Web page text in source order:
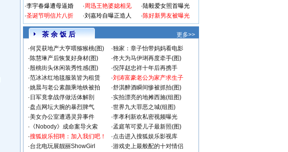
·李宇春爆遭母逼婚
·圣诞节明信片八折
·周迅王艳婆媳相见
·刘嘉玲自曝正造人
·陆毅爱女照首曝光
·陈好新男友被曝光
茶 余 饭 后
更多>>
·何炅获地产大亨喂猕猴桃(图) ·独家：章子怡带妈妈看电影
·陈慧琳产后恢复好身材(图) ·佟大为马伊琍再度牵手(图)
·殷桃街头休闲装秀性感(图) ·倪萍赵忠祥十年后再携手
·范冰冰红地毯服装皆为租赁 ·刘涛富豪老公为家产求生子
·姚晨与老公素颜乘地铁被拍 ·舒淇醉酒瞬间惨被抓拍(图)
· 日军竟拿战俘做活体解剖 ·实拍漂亮的地摊西施(组图)
·盘点网坛大腕的暴烈脾气 ·世界九大罪恶之城(组图)
·美女办公室遭遇灵异事件 ·李孝利新欢私密视频曝光
· 《Nobody》成命案导火索 ·孟庭苇可爱儿子最新照(图)
·搜狐娱乐招聘：加入我们吧！ ·点击进入搜狐娱乐影视库
·台北电玩展靓丽ShowGirl ·游戏史上最般配的十对情侣